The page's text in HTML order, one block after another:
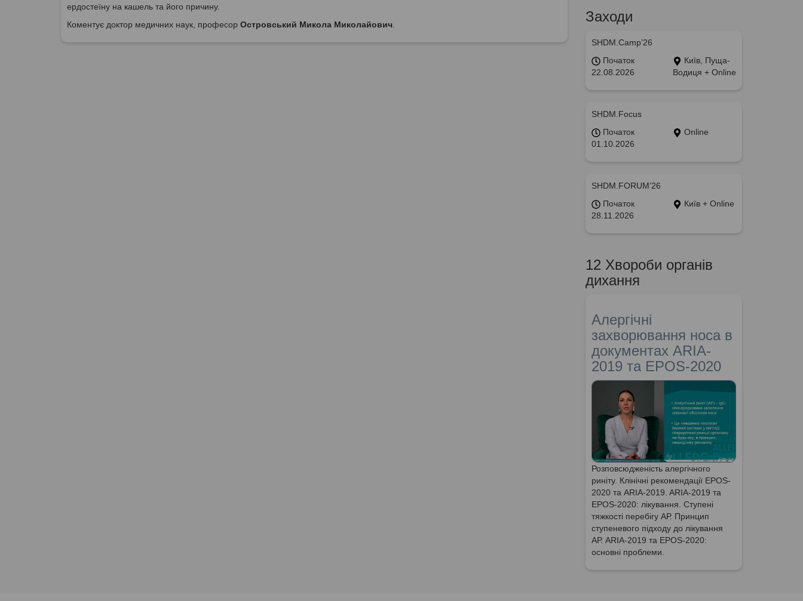
ердостеїну на кашель та його причину.
Коментує доктор медичних наук, професор Островський Микола Миколайович Заходи
SHDM.Camp’26
Початок
22.08.2026
Київ, Пуща-
Водиця + Online
SHDM.Focus
Початок
01.10.2026
Online
SHDM.FORUM’26
Початок
28.11.2026
Київ + Online
12 Хвороби органів
дихання
Алергічні
захворювання носа в
документах ARIA-
2019 та EPOS-2020
Розповсюдженість алергічного
риніту. Клінічні рекомендації EPOS-
2020 та ARIA-2019. ARIA-2019 та
EPOS-2020: лікування. Ступені
тяжкості перебігу АР. Принцип
ступеневого підходу до лікування
АР. ARIA-2019 та EPOS-2020:
основні проблеми.